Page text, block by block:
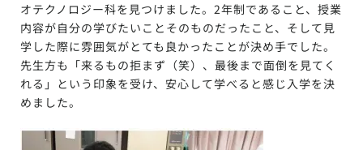
オテクノロジー科を見つけました。2年制であること、授業
内容が自分の学びたいことそのものだったこと、そして見
学した際に雰囲気がとても良かったことが決め手でした。
先生方も「来るもの拒まず（笑）、最後まで面倒を見てく
れる」という印象を受け、安心して学べると感じ入学を決
めました。